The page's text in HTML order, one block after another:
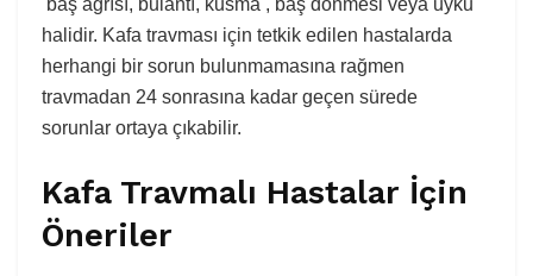
baş ağrısı, bulantı, kusma , baş dönmesi veya uyku
halidir. Kafa travması için tetkik edilen hastalarda
herhangi bir sorun bulunmamasına rağmen
travmadan 24 sonrasına kadar geçen sürede
sorunlar ortaya çıkabilir.
Kafa Travmalı Hastalar İçin
Öneriler